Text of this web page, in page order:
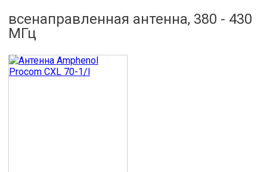
всенаправленная антенна, 380 - 430
МГц